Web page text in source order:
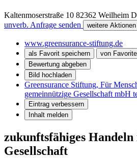
Kaltenmoserstraße 10 82362 Weilheim
unverb. Anfrage senden
weitere Aktionen
www.greensurance-stiftung.de
als Favorit speichern
von
Bewertung abgeben
Bild hochladen
Greensurance Stiftung, Für
gemeinnützige Gesellschaft mbH
Eintrag verbessern
Inhalt melden
zukunftsfähiges
Gesellschaft